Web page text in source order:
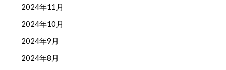
2024年11月
2024年10月
2024年9月
2024年8月